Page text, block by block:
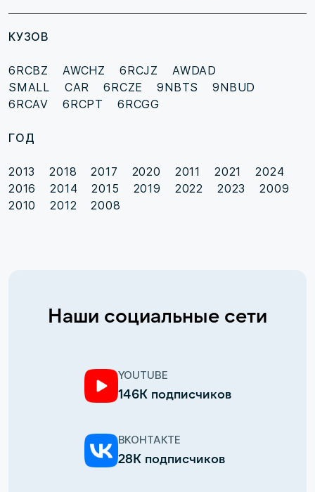
КУЗОВ
6RCBZ AWCHZ 6RCJZ
AWDAD
SMALL CAR
6RCZE 9NBTS
9NBUD
6RCAV
6RCPT 6RCGG
ГОД
2013 2018 2017 2020 2011 2021
2024
2016
2014 2015 2019 2022 2023
2009
2010
2012 2008
Наши социальные сети
YOUTUBE
146К подписчиков
ВКОНТАКТЕ
28К подписчиков